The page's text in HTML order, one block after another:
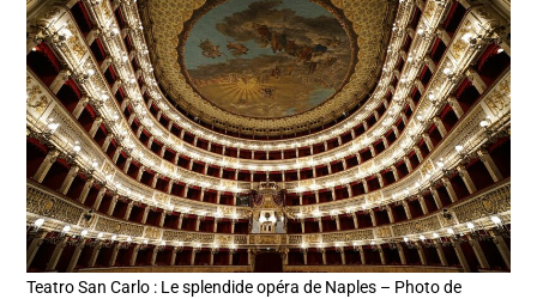
Teatro San Carlo : Le splendide opéra de Naples – Photo de